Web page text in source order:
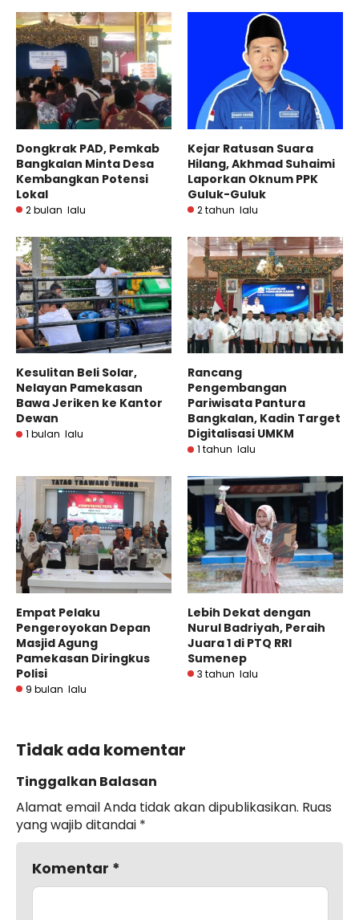
Dongkrak PAD, Pemkab
Bangkalan Minta Desa
Kembangkan Potensi
Lokal
2 bulan lalu
Kejar Ratusan Suara
Hilang, Akhmad Suhaimi
Laporkan Oknum PPK
Guluk-Guluk
2 tahun lalu
Kesulitan Beli Solar,
Nelayan Pamekasan
Bawa Jeriken ke Kantor
Dewan
1 bulan lalu
Rancang
Pengembangan
Pariwisata Pantura
Bangkalan, Kadin Target
Digitalisasi UMKM
1 tahun lalu
Empat Pelaku
Pengeroyokan Depan
Masjid Agung
Pamekasan Diringkus
Polisi
9 bulan lalu
Lebih Dekat dengan
Nurul Badriyah, Peraih
Juara 1 di PTQ RRI
Sumenep
3 tahun lalu
Tidak ada komentar
Tinggalkan Balasan
Alamat email Anda tidak akan dipublikasikan. Ruas
yang wajib ditandai *
Komentar *